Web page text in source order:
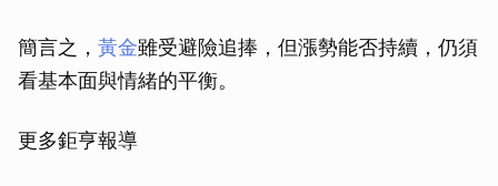
簡言之， 黃金雖受避險追捧，但漲勢能否持續，仍須
看基本面與情緒的平衡。
更多鉅亨報導